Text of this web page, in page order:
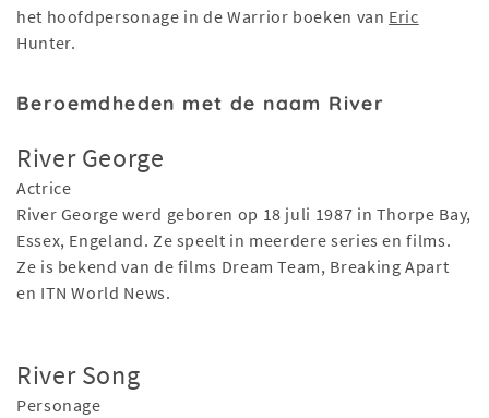
het hoofdpersonage in de Warrior boeken van Eric
Hunter.
Beroemdheden met de naam River
River George
Actrice
River George werd geboren op 18 juli 1987 in Thorpe Bay,
Essex, Engeland. Ze speelt in meerdere series en films.
Ze is bekend van de films Dream Team, Breaking Apart
en ITN World News.
River Song
Personage